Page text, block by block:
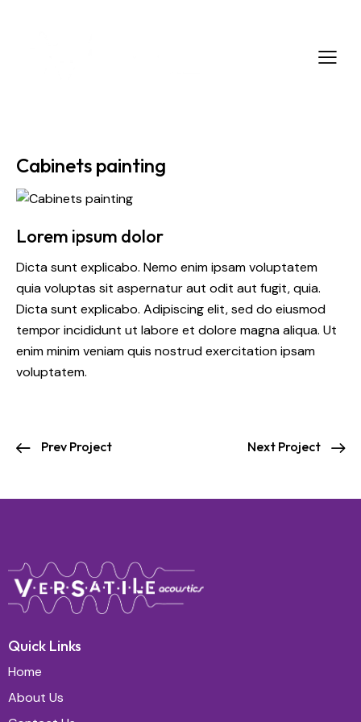
Cabinets painting
Lorem ipsum dolor
Dicta sunt explicabo. Nemo enim ipsam voluptatem
quia voluptas sit aspernatur aut odit aut fugit, quia.
Dicta sunt explicabo. Adipiscing elit, sed do eiusmod
tempor incididunt ut labore et dolore magna aliqua. Ut
enim minim veniam quis nostrud exercitation ipsam
voluptatem.
Prev Project Next Project
Quick Links
Home
About Us